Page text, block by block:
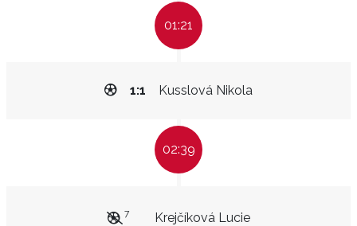
01:21
Kusslová Nikola
1:1
02:39
Krejčíková Lucie
7